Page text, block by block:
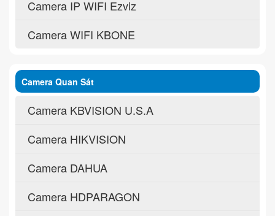
Camera IP WIFI Ezviz
Camera WIFI KBONE
Camera Quan Sát
Camera KBVISION U.S.A
Camera HIKVISION
Camera DAHUA
Camera HDPARAGON